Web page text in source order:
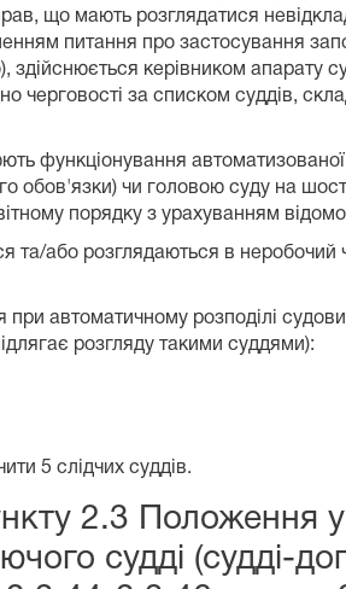
що мають розглядатися
питання про застосування
керівником апарату
черговості за списком суддів,
функціонування
обов'язки) чи головою суду на
порядку з урахуванням
та/або розглядаються в неробочий
при автоматичному розподілі
розгляду такими суддями):
5 слідчих суддів.
2.3 Положення у
судді (судді-